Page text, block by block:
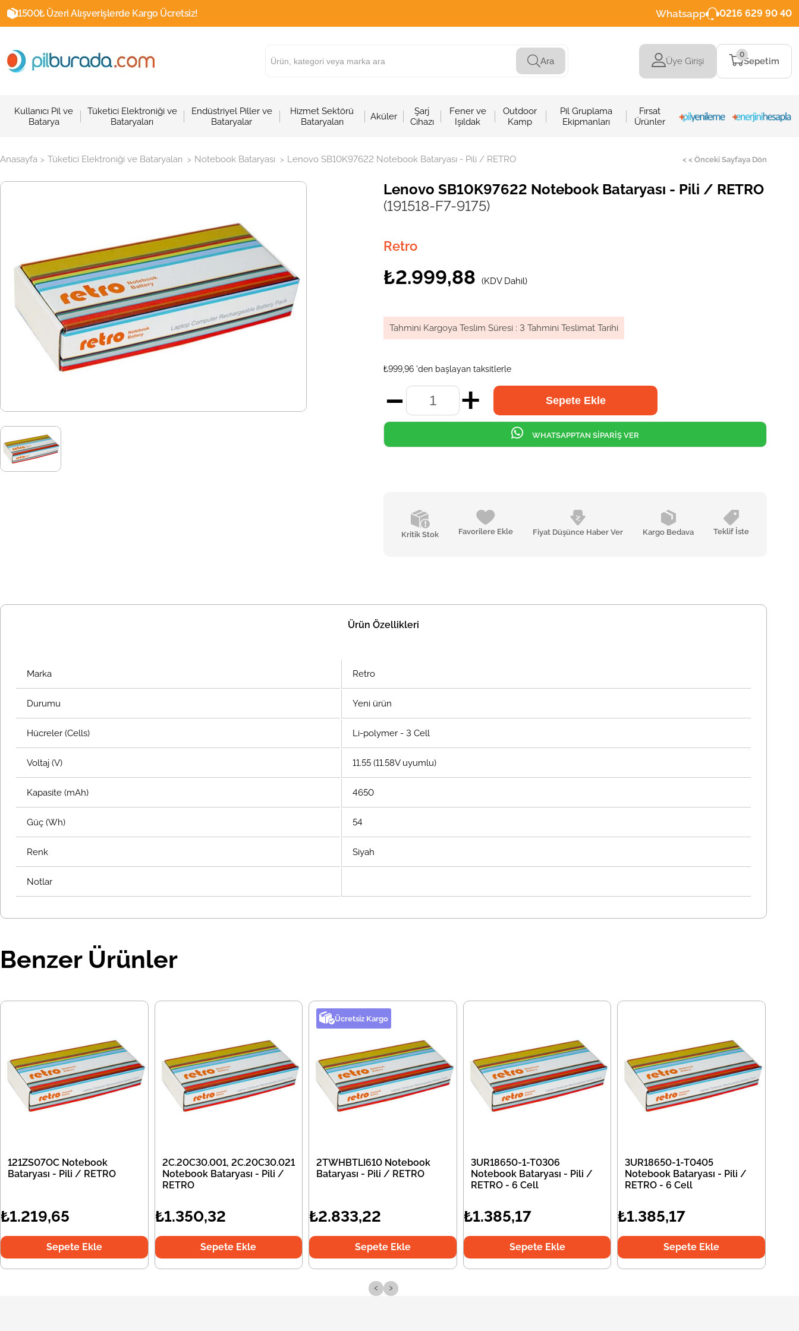
1500₺ Üzeri Alışverişlerde Kargo Ücretsiz! Whatsapp 0216 629 90 40
Ara Üye Girişi Sepetim
0
Kullanıcı Pil ve
Batarya
Tüketici Elektroniği ve
Bataryaları
Endüstriyel Piller ve
Bataryalar
Hizmet Sektörü
Bataryaları
Aküler
Şarj
Cihazı
Fener ve
Işıldak
Outdoor
Kamp
Pil Gruplama
Ekipmanları
Fırsat
Ürünler
Anasayfa > Tüketici Elektroniği ve Bataryaları > Notebook Bataryası > Lenovo SB10K97622 Notebook Bataryası - Pili / RETRO < < Önceki Sayfaya Dön
Lenovo SB10K97622 Notebook Bataryası - Pili / RETRO
(191518-F7-9175)
Retro
₺2.999,88 (KDV Dahil)
Tahmini Kargoya Teslim Süresi : 3 Tahmini Teslimat Tarihi
₺999,96 'den başlayan taksitlerle
Kritik Stok Favorilere Ekle Fiyat Düşünce Haber Ver Kargo Bedava Teklif İste
WHATSAPPTAN SİPARİŞ VER
Ürün Özellikleri
Marka Retro
Durumu Yeni ürün
Hücreler (Cells) Li-polymer - 3 Cell
Voltaj (V) 11.55 (11.58V uyumlu)
Kapasite (mAh) 4650
Güç (Wh) 54
Renk Siyah
Notlar
Benzer Ürünler
121ZS07OC Notebook
Bataryası - Pili / RETRO
₺1.219,65
Sepete Ekle
2C.20C30.001, 2C.20C30.021
Notebook Bataryası - Pili /
RETRO
₺1.350,32
Sepete Ekle
Ücretsiz Kargo
2TWHBTLI610 Notebook
Bataryası - Pili / RETRO
₺2.833,22
Sepete Ekle
3UR18650-1-T0306
Notebook Bataryası - Pili /
RETRO - 6 Cell
₺1.385,17
Sepete Ekle
3UR18650-1-T0405
Notebook Bataryası - Pili /
RETRO - 6 Cell
₺1.385,17
Sepete Ekle
‹ ›